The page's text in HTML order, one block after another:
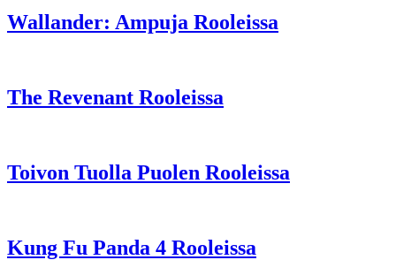
Wallander: Ampuja Rooleissa
The Revenant Rooleissa
Toivon Tuolla Puolen Rooleissa
Kung Fu Panda 4 Rooleissa